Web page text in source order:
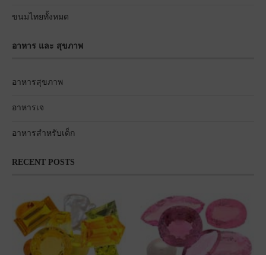
ขนมไทยทั้งหมด
อาหาร และ สุขภาพ
อาหารสุขภาพ
อาหารเจ
อาหารสำหรับเด็ก
RECENT POSTS